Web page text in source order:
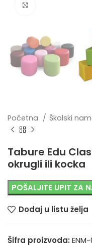
Početna Školski
Tabure Edu
okrugli ili kocka
POŠALJITE UPIT ZA
Dodaj u listu želja
Šifra proizvoda: